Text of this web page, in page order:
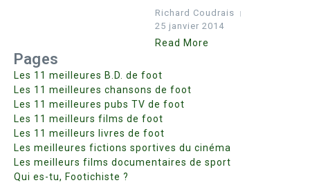
Richard Coudrais
25 janvier 2014
Read More
Pages
Les 11 meilleures B.D. de foot
Les 11 meilleures chansons de foot
Les 11 meilleures pubs TV de foot
Les 11 meilleurs films de foot
Les 11 meilleurs livres de foot
Les meilleures fictions sportives du cinéma
Les meilleurs films documentaires de sport
Qui es-tu, Footichiste ?